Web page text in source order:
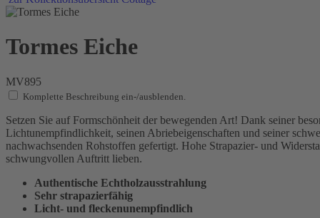
Tormes Eiche
MV895
Komplette Beschreibung ein-/ausblenden.
Setzen Sie auf Formschönheit der bewegenden Art! Dank seiner
Lichtunempfindlichkeit, seinen Abriebeigenschaften und seiner
nachwachsenden Rohstoffen gefertigt. Hohe Strapazier- und
schwungvollen Auftritt lieben.
Authentische Echtholzausstrahlung
Sehr strapazierfähig
Licht- und fleckenunempfindlich